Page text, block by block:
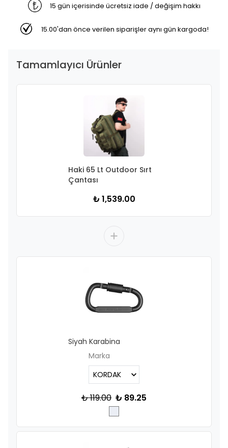
15 gün içerisinde ücretsiz iade / değişim hakkı
15.00'dan önce verilen siparişler aynı gün kargoda!
Tamamlayıcı Ürünler
Haki 65 Lt Outdoor Sırt
Çantası
₺ 1,539.00
Siyah Karabina
Marka
₺ 119.00 ₺ 89.25